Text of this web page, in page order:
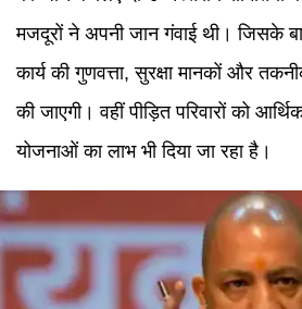
मजदूरों ने अपनी जान गंवाई थी। जिसके
कार्य की गुणवत्ता, सुरक्षा मानकों और
की जाएगी। वहीं पीड़ित परिवारों को
योजनाओं का लाभ भी दिया जा रहा है।